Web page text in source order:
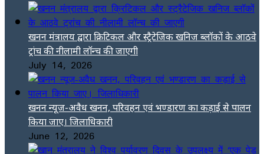
खनन मंत्रालय द्वारा क्रिटिकल और स्ट्रैटेजिक खनिज ब्लॉकों के आठवे
ट्रांच की नीलामी लॉन्च की जाएगी
July 14, 2026
खनन न्यूज-अवैध खनन, परिवहन एवं भण्डारण का कड़ाई से पालन
किया जाए। जिलाधिकारी
June 12, 2026